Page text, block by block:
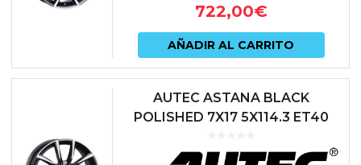
722,00€
AÑADIR AL CARRITO
AUTEC ASTANA BLACK
POLISHED 7X17 5X114.3 ET40